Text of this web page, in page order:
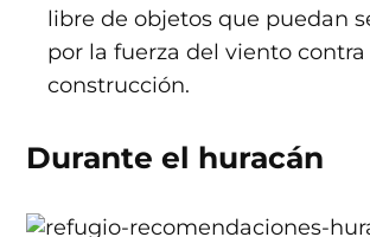
libre de objetos que puedan
por la fuerza del viento contra
construcción.
Durante el huracán